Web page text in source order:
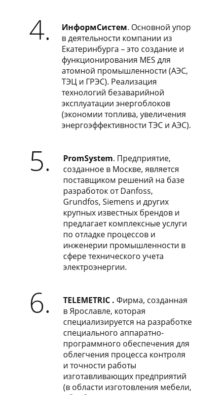
4. ИнформСистем. Основной упор
в деятельности компании из
Екатеринбурга – это создание и
функционирования MES для
атомной промышленности (АЭС,
ТЭЦ и ГРЭС). Реализация
технологий безаварийной
эксплуатации энергоблоков
(экономии топлива, увеличения
энергоэффективности ТЭС и АЭС).
5. PromSystem. Предприятие,
созданное в Москве, является
поставщиком решений на базе
разработок от Danfoss,
Grundfos, Siemens и других
крупных известных брендов и
предлагает комплексные услуги
по отладке процессов и
инженерии промышленности в
сфере технического учета
электроэнергии.
6. TELEMETRIC . Фирма, созданная
в Ярославле, которая
специализируется на разработке
специального аппаратно-
программного обеспечения для
облегчения процесса контроля
и точности работы
изготавливающих предприятий
(в области изготовления мебели,